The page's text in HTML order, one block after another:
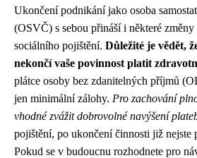
Ukončení podnikání jako osoba
(OSVČ) s sebou přináší i některé
sociálního pojištění. Důležité je vědět,
nekončí vaše povinnost platit
plátce osoby bez zdanitelných příjmů
jen minimální zálohy. Pro zachování
vhodné zvážit dobrovolné navýšení
pojištění, po ukončení činnosti již nejste
Pokud se v budoucnu rozhodnete pro